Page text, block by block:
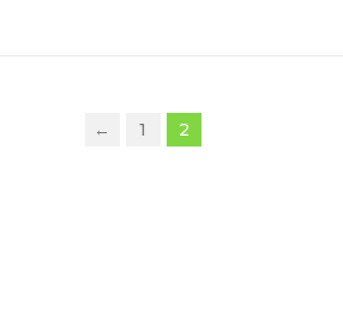
5,00€
varianti.
← 1 2